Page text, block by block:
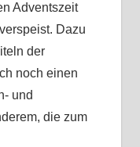
Adventszeit
Dazu
der
noch einen
und
die zum